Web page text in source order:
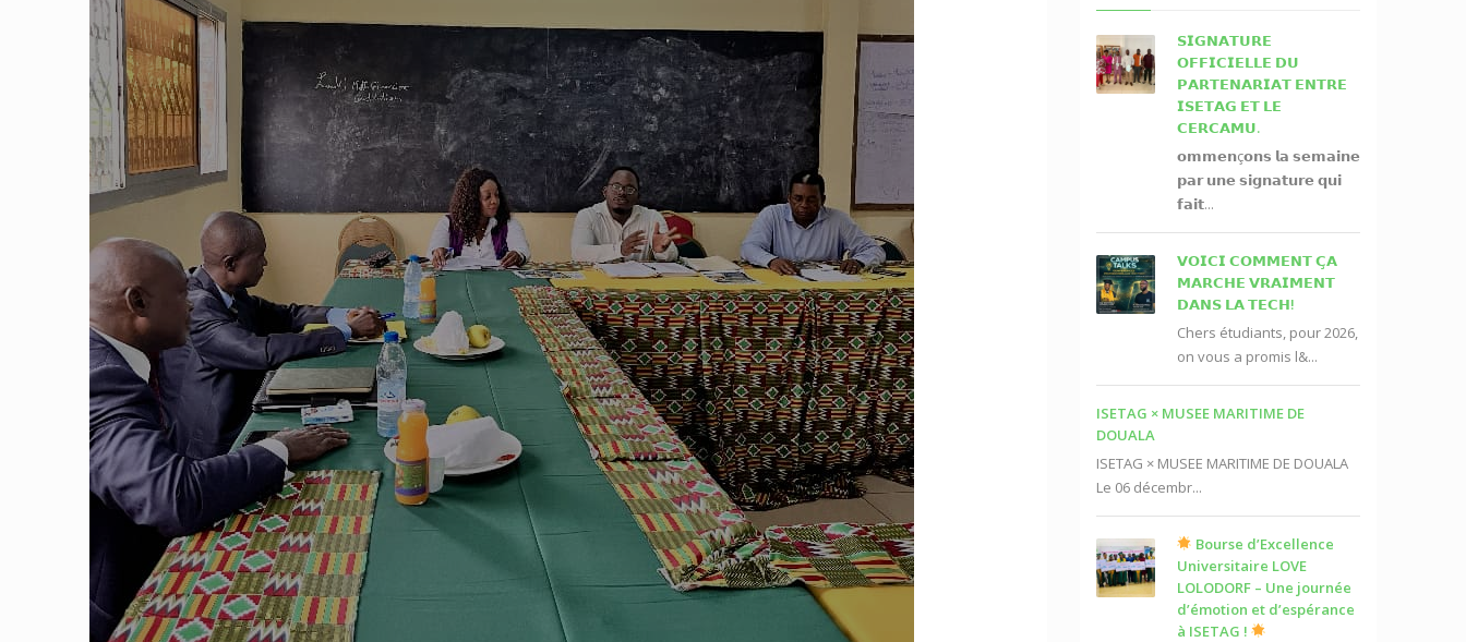
𝗦𝗜𝗚𝗡𝗔𝗧𝗨𝗥𝗘
𝗢𝗙𝗙𝗜𝗖𝗜𝗘𝗟𝗟𝗘 𝗗𝗨
𝗣𝗔𝗥𝗧𝗘𝗡𝗔𝗥𝗜𝗔𝗧 𝗘𝗡𝗧𝗥𝗘
𝗜𝗦𝗘𝗧𝗔𝗚 𝗘𝗧 𝗟𝗘
𝗖𝗘𝗥𝗖𝗔𝗠𝗨.
𝗼𝗺𝗺𝗲𝗻ç𝗼𝗻𝘀 𝗹𝗮 𝘀𝗲𝗺𝗮𝗶𝗻𝗲
𝗽𝗮𝗿 𝘂𝗻𝗲 𝘀𝗶𝗴𝗻𝗮𝘁𝘂𝗿𝗲 𝗾𝘂𝗶
𝗳𝗮𝗶𝘁...
𝗩𝗢𝗜𝗖𝗜 𝗖𝗢𝗠𝗠𝗘𝗡𝗧 𝗖̧𝗔
𝗠𝗔𝗥𝗖𝗛𝗘 𝗩𝗥𝗔𝗜𝗠𝗘𝗡𝗧
𝗗𝗔𝗡𝗦 𝗟𝗔 𝗧𝗘𝗖𝗛!
Chers étudiants, pour 2026,
on vous a promis l&...
ISETAG × MUSEE MARITIME DE
DOUALA
ISETAG × MUSEE MARITIME DE DOUALA
Le 06 décembr...
Bourse d’Excellence
Universitaire LOVE
LOLODORF – Une journée
d’émotion et d’espérance
à ISETAG !